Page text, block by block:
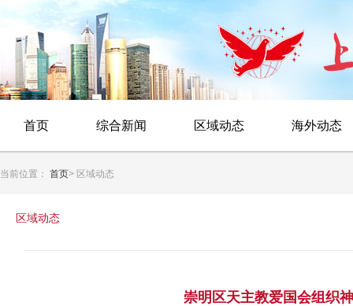
首页 综合新闻 区域动态 海外动态
当前位置： 首页> 区域动态
区域动态
崇明区天主教爱国会组织